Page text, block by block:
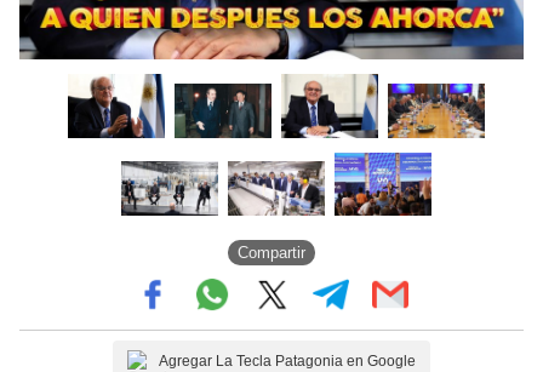
Compartir
Agregar La Tecla Patagonia en Google